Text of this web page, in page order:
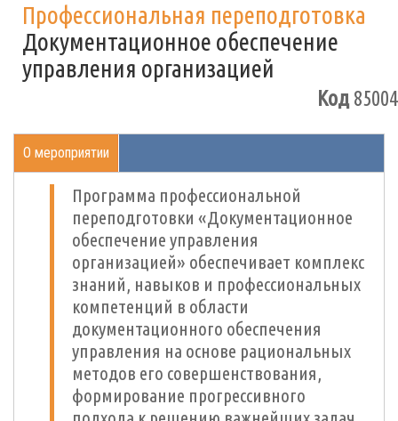
Профессиональная переподготовка
Документационное обеспечение
управления организацией
Код85004
О мероприятии
Программа профессиональной
переподготовки «Документационное
обеспечение управления
организацией» обеспечивает комплекс
знаний, навыков и профессиональных
компетенций в области
документационного обеспечения
управления на основе рациональных
методов его совершенствования,
формирование прогрессивного